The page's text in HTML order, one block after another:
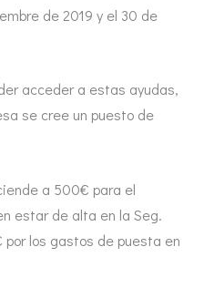
de 2019 y el 30 de
acceder a estas ayudas,
se cree un puesto de
a 500€ para el
estar de alta en la Seg.
los gastos de puesta en